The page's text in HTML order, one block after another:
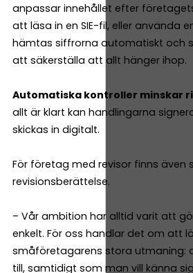
anpassar innehållet efter
att läsa in en SIE-fil, eller använda
hämtas siffrorna automatiskt och
att säkerställa att allt hänger ihop.
Automatiska kontroller minskar
allt är klart kan handlingarna
skickas in digitalt.
För företag med revisor finns även
revisionsberättelse.
– Vår ambition har alltid varit att
enkelt. För oss handlar det om att
småföretagarens stora utmaning:
till, samtidigt som man vill känna